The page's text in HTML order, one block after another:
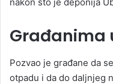
nakon što je deponija
Građanima
Pozvao je građane da
otpadu i da do daljnjeg